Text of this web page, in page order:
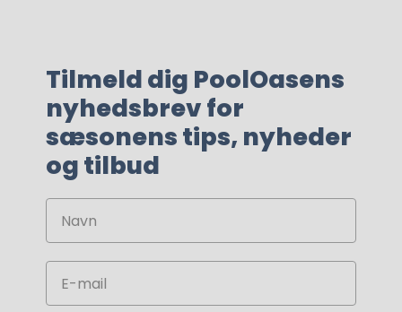
Tilmeld dig PoolOasens
nyhedsbrev for
sæsonens tips, nyheder
og tilbud